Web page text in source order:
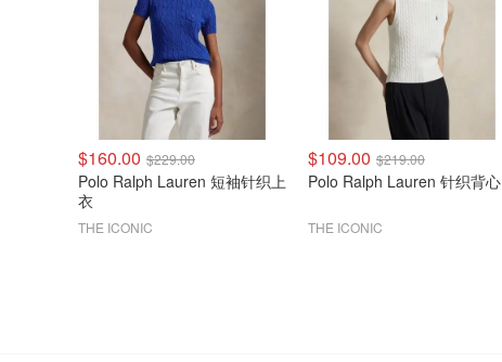
$160.00 $229.00
Polo Ralph Lauren 短袖针织上
衣
THE ICONIC
$109.00 $219.00
Polo Ralph Lauren 针织背心
THE ICONIC